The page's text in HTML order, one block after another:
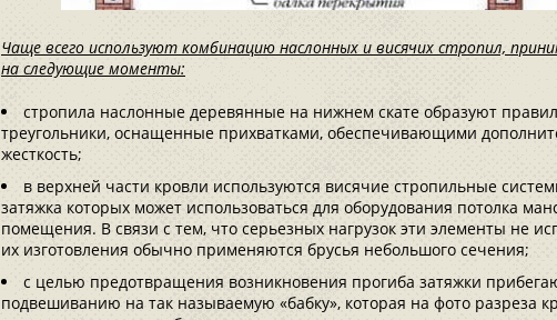
Чаще всего используют комбинацию наслонных и висячих стропил,
на следующие моменты:
стропила наслонные деревянные на нижнем скате образуют
треугольники, оснащенные прихватками, обеспечивающими
жесткость;
в верхней части кровли используются висячие стропильные
затяжка которых может использоваться для оборудования потолка
помещения. В связи с тем, что серьезных нагрузок эти элементы не
их изготовления обычно применяются брусья небольшого сечения;
с целью предотвращения возникновения прогиба затяжки
подвешиванию на так называемую «бабку», которая на фото разреза